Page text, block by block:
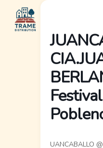
contenido
UANCABALLO